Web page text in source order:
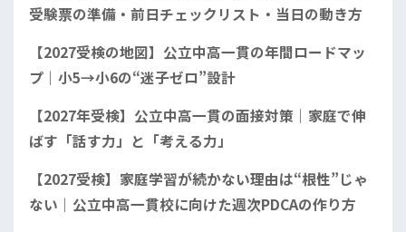
受験票の準備・前日チェックリスト・当日の動き方
【2027受検の地図】公立中高一貫の年間ロードマッ
プ｜小5→小6の“迷子ゼロ”設計
【2027年受検】公立中高一貫の面接対策｜家庭で伸
ばす「話す力」と「考える力」
【2027受検】家庭学習が続かない理由は“根性”じゃ
ない｜公立中高一貫校に向けた週次PDCAの作り方